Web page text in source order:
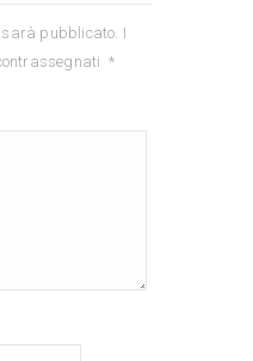
pubblicato. I
*